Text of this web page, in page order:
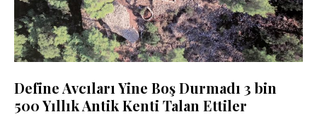
Define Avcıları Yine Boş Durmadı 3 bin
500 Yıllık Antik Kenti Talan Ettiler